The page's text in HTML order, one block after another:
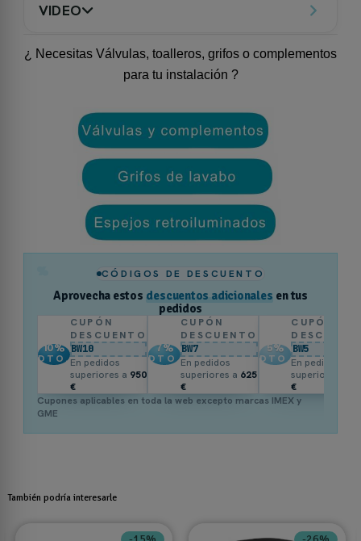
VIDEO
¿ Necesitas Válvulas, toalleros, grifos o complementos
para tu instalación ?
CÓDIGOS DE DESCUENTO
Aprovecha estos descuentos adicionales en tus
pedidos
10%
DTO.
CUPÓN
DESCUENTO
BW10
En pedidos
superiores a 950
€
7%
DTO.
CUPÓN
DESCUENTO
BW7
En pedidos
superiores a 625
€
5%
DTO.
CUPÓN
BW5
En pedidos
superiores a
€
Cupones aplicables en toda la web excepto marcas IMEX y
GME
También podría interesarle